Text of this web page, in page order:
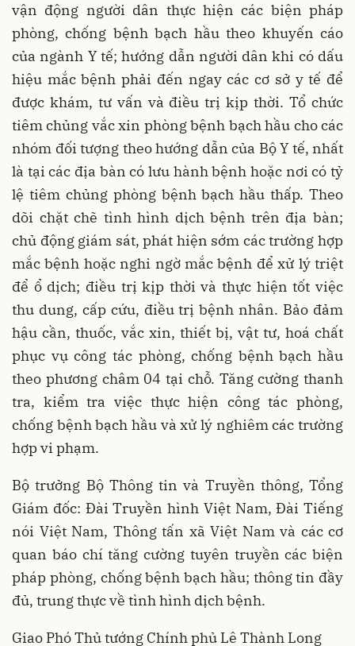
vận động người dân thực hiện các biện pháp
phòng, chống bệnh bạch hầu theo khuyến cáo
của ngành Y tế; hướng dẫn người dân khi có dấu
hiệu mắc bệnh phải đến ngay các cơ sở y tế để
được khám, tư vấn và điều trị kịp thời. Tổ chức
tiêm chủng vắc xin phòng bệnh bạch hầu cho các
nhóm đối tượng theo hướng dẫn của Bộ Y tế, nhất
là tại các địa bàn có lưu hành bệnh hoặc nơi có tỷ
lệ tiêm chủng phòng bệnh bạch hầu thấp. Theo
dõi chặt chẽ tình hình dịch bệnh trên địa bàn;
chủ động giám sát, phát hiện sớm các trường hợp
mắc bệnh hoặc nghi ngờ mắc bệnh để xử lý triệt
để ổ dịch; điều trị kịp thời và thực hiện tốt việc
thu dung, cấp cứu, điều trị bệnh nhân. Bảo đảm
hậu cần, thuốc, vắc xin, thiết bị, vật tư, hoá chất
phục vụ công tác phòng, chống bệnh bạch hầu
theo phương châm 04 tại chỗ. Tăng cường thanh
tra, kiểm tra việc thực hiện công tác phòng,
chống bệnh bạch hầu và xử lý nghiêm các trường
hợp vi phạm.
Bộ trưởng Bộ Thông tin và Truyền thông, Tổng
Giám đốc: Đài Truyền hình Việt Nam, Đài Tiếng
nói Việt Nam, Thông tấn xã Việt Nam và các cơ
quan báo chí tăng cường tuyên truyền các biện
pháp phòng, chống bệnh bạch hầu; thông tin đầy
đủ, trung thực về tình hình dịch bệnh.
Giao Phó Thủ tướng Chính phủ Lê Thành Long